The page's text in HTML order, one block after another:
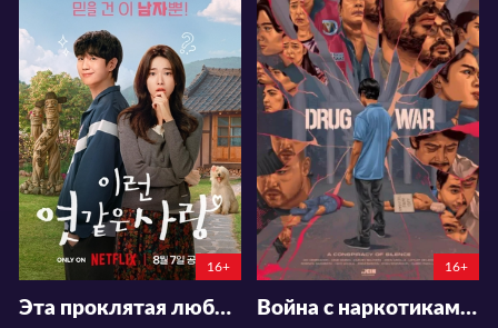
471
3 5
16+
Эта проклятая любовь
2635
10 9
4:12:13:56
16+
Война с наркотиками: Молчание заговорщиков